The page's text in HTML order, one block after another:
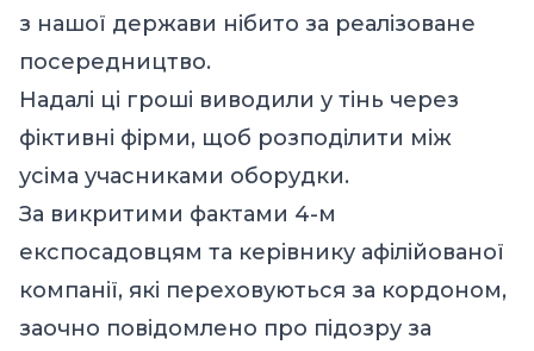
з нашої держави нібито за реалізоване
посередництво.
Надалі ці гроші виводили у тінь через
фіктивні фірми, щоб розподілити між
усіма учасниками оборудки.
За викритими фактами 4-м
експосадовцям та керівнику афілійованої
компанії, які переховуються за кордоном,
заочно повідомлено про підозру за